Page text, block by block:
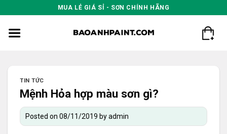
to
content
MUA LẺ GIÁ SỈ - SƠN CHÍNH HÃNG
TIN TỨC
Mệnh Hỏa hợp màu sơn gì?
Posted on 08/11/2019 byadmin